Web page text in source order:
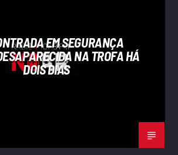
EM SEGURANÇA
NA TROFA HÁ
DOIS DIAS